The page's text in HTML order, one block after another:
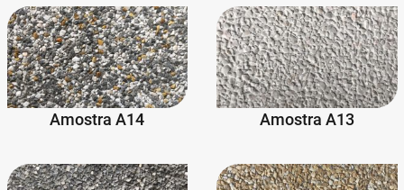
Amostra A14 Amostra A13